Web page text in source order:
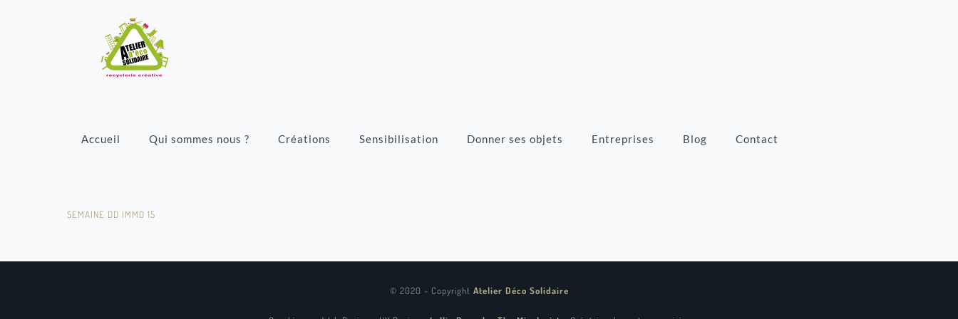
Accueil Qui sommes nous ? Créations Sensibilisation Donner ses objets Entreprises Blog Contact
SEMAINE DD IMMO 15
© 2020 - Copyright Atelier Déco Solidaire